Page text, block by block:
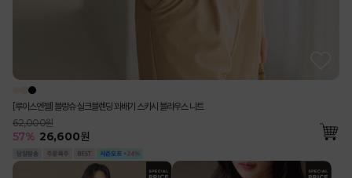
[루이스엔젤] 블랑슈 실크블렌딩 꽈배기 스카시 블라우스 니트
62,000원
57% 26,600원